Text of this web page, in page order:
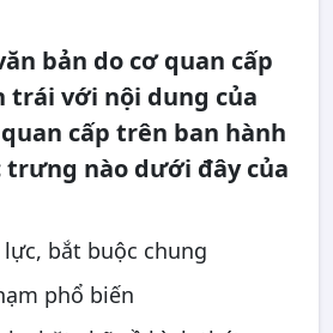
bản do cơ quan cấp
trái với nội dung của
cấp trên ban hành
trưng nào dưới đây của
bắt buộc chung
phổ biến